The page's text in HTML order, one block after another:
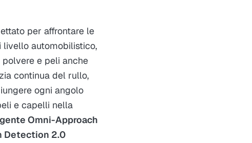
per affrontare le
livello automobilistico,
e peli anche
continua del rullo,
ogni angolo
e capelli nella
Omni-Approach
Detection 2.0